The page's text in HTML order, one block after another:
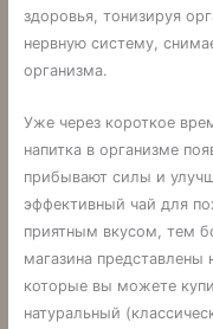
здоровья, тонизируя
нервную систему,
организма.
Уже через короткое
напитка в организме
прибывают силы и
эффективный чай для
приятным вкусом, тем
магазина представлены
которые вы можете
натуральный